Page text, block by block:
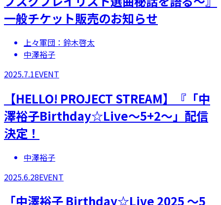
一般チケット販売のお知らせ
上々軍団：鈴木啓太
中澤裕子
2025.7.1EVENT
​【HELLO! PROJECT STREAM】『「中
澤裕子Birthday☆Live～5+2～」配信
決定！
中澤裕子
2025.6.28EVENT
「中澤裕子 Birthday☆Live 2025 ～5